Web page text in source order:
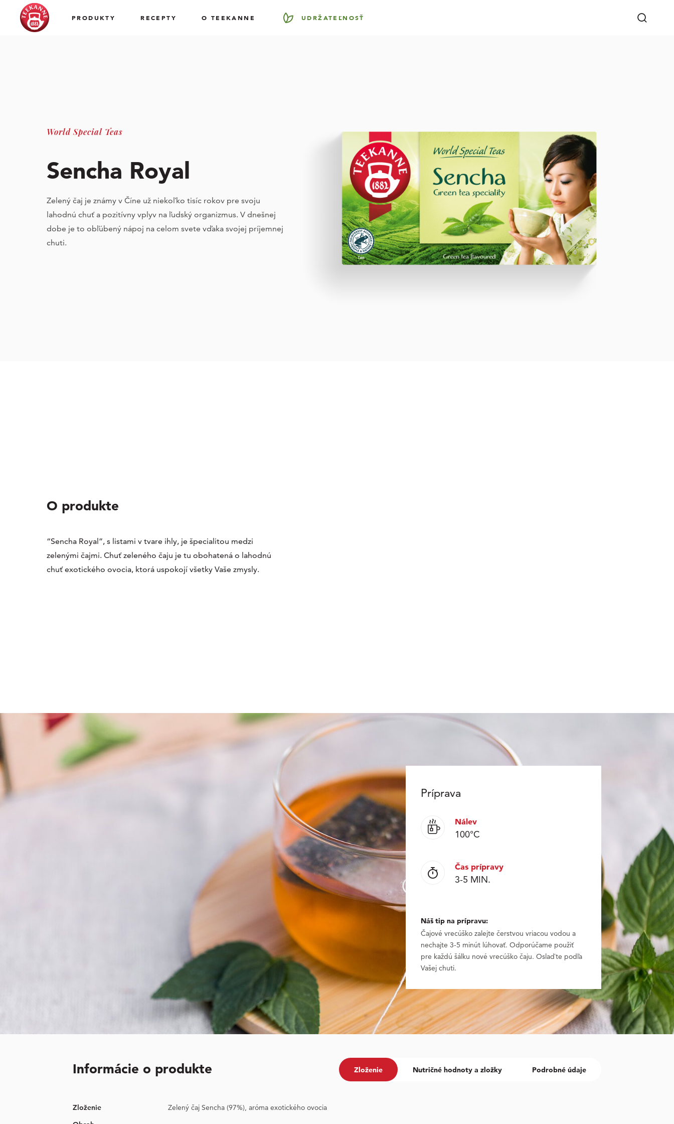
PRODUKTY RECEPTY O TEEKANNE UDRŽATEĽNOSŤ
World Special Teas
Sencha Royal
Zelený čaj je známy v Číne už niekoľko tisíc rokov pre svoju
lahodnú chuť a pozitívny vplyv na ľudský organizmus. V dnešnej
dobe je to obľúbený nápoj na celom svete vďaka svojej príjemnej
chuti.
O produkte
“Sencha Royal”, s listami v tvare ihly, je špecialitou medzi
zelenými čajmi. Chuť zeleného čaju je tu obohatená o lahodnú
chuť exotického ovocia, ktorá uspokojí všetky Vaše zmysly.
Príprava
Nálev
100°C
Čas prípravy
3-5 MIN.
Náš tip na prípravu:
Čajové vrecúško zalejte čerstvou vriacou vodou a
nechajte 3-5 minút lúhovať. Odporúčame použiť
pre každú šálku nové vrecúško čaju. Oslaďte podľa
Vašej chuti.
Informácie o produkte Zloženie Nutričné hodnoty a zložky Podrobné údaje
Zloženie
Zelený čaj Sencha (97%), aróma exotického ovocia